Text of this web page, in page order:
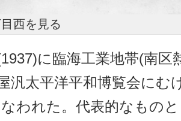
西を見る
に臨海工業地帯(南区
汎太平洋平和博覧会にむ
われた。代表的なもの